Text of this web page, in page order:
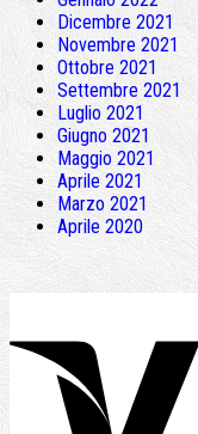
Dicembre 2021
Novembre 2021
Ottobre 2021
Settembre 2021
Luglio 2021
Giugno 2021
Maggio 2021
Aprile 2021
Marzo 2021
Aprile 2020